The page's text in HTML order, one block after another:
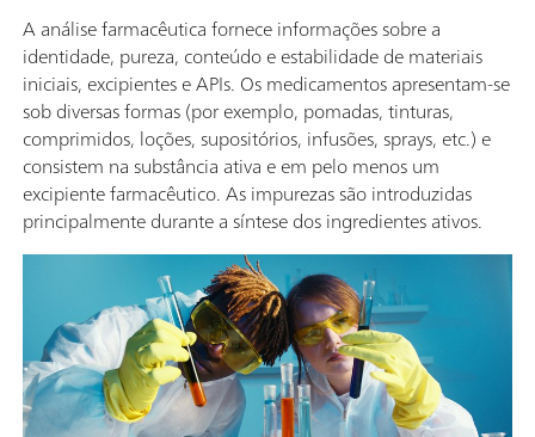
A análise farmacêutica fornece informações sobre a
identidade, pureza, conteúdo e estabilidade de materiais
iniciais, excipientes e APIs. Os medicamentos apresentam-se
sob diversas formas (por exemplo, pomadas, tinturas,
comprimidos, loções, supositórios, infusões, sprays, etc.) e
consistem na substância ativa e em pelo menos um
excipiente farmacêutico. As impurezas são introduzidas
principalmente durante a síntese dos ingredientes ativos.